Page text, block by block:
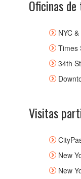
Oficinas
NYC
Times
34th
Visitas
New
New